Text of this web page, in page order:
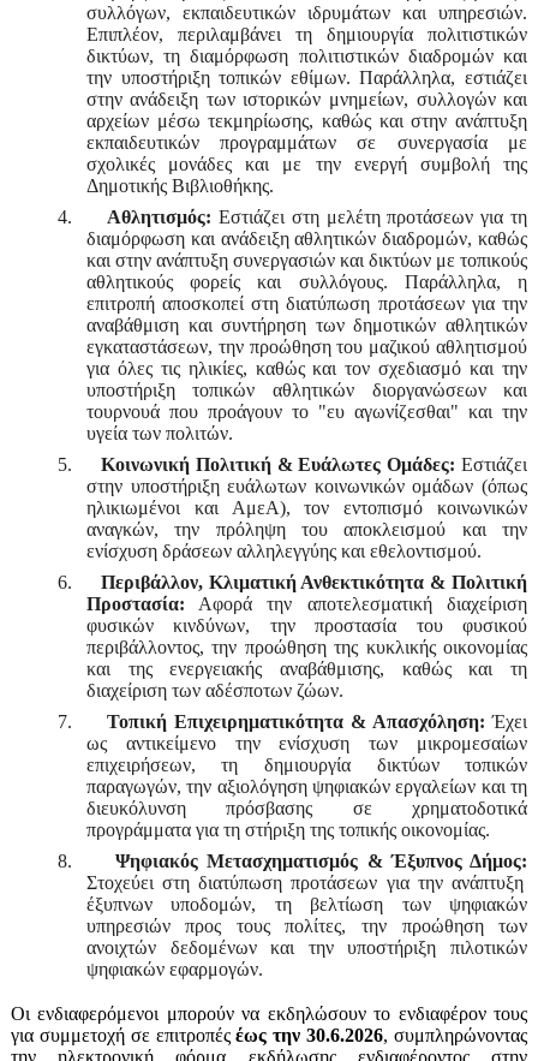
συλλόγων, εκπαιδευτικών ιδρυμάτων και υπηρεσιών.
Επιπλέον, περιλαμβάνει τη δημιουργία πολιτιστικών
δικτύων, τη διαμόρφωση πολιτιστικών διαδρομών και
την υποστήριξη τοπικών εθίμων. Παράλληλα, εστιάζει
στην ανάδειξη των ιστορικών μνημείων, συλλογών και
αρχείων μέσω τεκμηρίωσης, καθώς και στην ανάπτυξη
εκπαιδευτικών προγραμμάτων σε συνεργασία με
σχολικές μονάδες και με την ενεργή συμβολή της
Δημοτικής Βιβλιοθήκης.
4.
Αθλητισμός: Εστιάζει στη μελέτη προτάσεων για τη
διαμόρφωση και ανάδειξη αθλητικών διαδρομών, καθώς
και στην ανάπτυξη συνεργασιών και δικτύων με τοπικούς
αθλητικούς φορείς και συλλόγους. Παράλληλα, η
επιτροπή αποσκοπεί στη διατύπωση προτάσεων για την
αναβάθμιση και συντήρηση των δημοτικών αθλητικών
εγκαταστάσεων, την προώθηση του μαζικού αθλητισμού
για όλες τις ηλικίες, καθώς και τον σχεδιασμό και την
υποστήριξη τοπικών αθλητικών διοργανώσεων και
τουρνουά που προάγουν το "ευ αγωνίζεσθαι" και την
υγεία των πολιτών.
5.
Κοινωνική Πολιτική & Ευάλωτες Ομάδες: Εστιάζει
στην υποστήριξη ευάλωτων κοινωνικών ομάδων (όπως
ηλικιωμένοι και ΑμεΑ), τον εντοπισμό κοινωνικών
αναγκών, την πρόληψη του αποκλεισμού και την
ενίσχυση δράσεων αλληλεγγύης και εθελοντισμού.
6.
Περιβάλλον, Κλιματική Ανθεκτικότητα & Πολιτική
Προστασία: Αφορά την αποτελεσματική διαχείριση
φυσικών κινδύνων, την προστασία του φυσικού
περιβάλλοντος, την προώθηση της κυκλικής οικονομίας
και της ενεργειακής αναβάθμισης, καθώς και τη
διαχείριση των αδέσποτων ζώων.
7.
Τοπική Επιχειρηματικότητα & Απασχόληση: Έχει
ως αντικείμενο την ενίσχυση των μικρομεσαίων
επιχειρήσεων, τη δημιουργία δικτύων τοπικών
παραγωγών, την αξιολόγηση ψηφιακών εργαλείων και τη
διευκόλυνση πρόσβασης σε χρηματοδοτικά
προγράμματα για τη στήριξη της τοπικής οικονομίας.
8.
Ψηφιακός Μετασχηματισμός & Έξυπνος Δήμος:
Στοχεύει στη διατύπωση προτάσεων για την ανάπτυξη
έξυπνων υποδομών, τη βελτίωση των ψηφιακών
υπηρεσιών προς τους πολίτες, την προώθηση των
ανοιχτών δεδομένων και την υποστήριξη πιλοτικών
ψηφιακών εφαρμογών.
Οι ενδιαφερόμενοι μπορούν να εκδηλώσουν το ενδιαφέρον τους
για συμμετοχή σε επιτροπέςέως την 30.6.2026, συμπληρώνοντας
την ηλεκτρονική φόρμα εκδήλωσης ενδιαφέροντος στην